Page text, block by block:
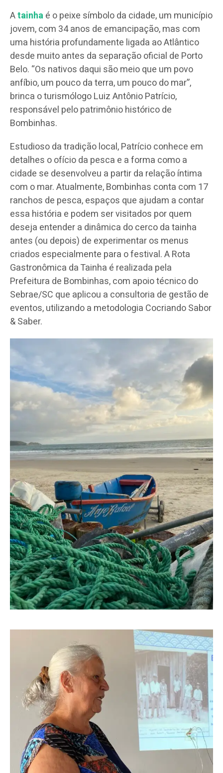
Atainhaé o peixe símbolo da cidade, um município
jovem, com 34 anos de emancipação, mas com
uma história profundamente ligada ao Atlântico
desde muito antes da separação oficial de Porto
Belo. “Os nativos daqui são meio que um povo
anfíbio, um pouco da terra, um pouco do mar”,
brinca o turismólogo Luiz Antônio Patrício,
responsável pelo patrimônio histórico de
Bombinhas.
Estudioso da tradição local, Patrício conhece em
detalhes o ofício da pesca e a forma como a
cidade se desenvolveu a partir da relação íntima
com o mar. Atualmente, Bombinhas conta com 17
ranchos de pesca, espaços que ajudam a contar
essa história e podem ser visitados por quem
deseja entender a dinâmica do cerco da tainha
antes (ou depois) de experimentar os menus
criados especialmente para o festival. A Rota
Gastronômica da Tainha é realizada pela
Prefeitura de Bombinhas, com apoio técnico do
Sebrae/SC que aplicou a consultoria de gestão de
eventos, utilizando a metodologia Cocriando Sabor
& Saber.